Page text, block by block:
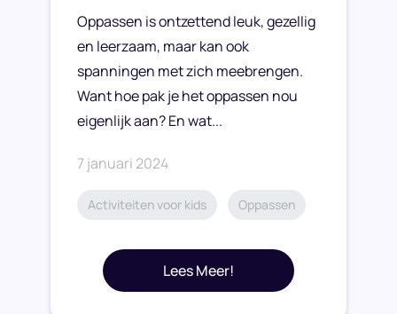
Oppassen is ontzettend leuk, gezellig
en leerzaam, maar kan ook
spanningen met zich meebrengen.
Want hoe pak je het oppassen nou
eigenlijk aan? En wat...
7 januari 2024
Activiteiten voor kids Oppassen
Lees Meer!